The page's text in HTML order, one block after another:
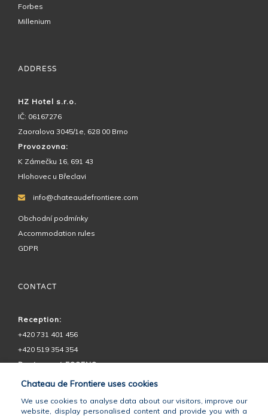
Forbes
Millenium
ADDRESS
HZ Hotel s.r.o.
IČ: 06167276
Zaoralova 3045/1e, 628 00 Brno
Provozovna:
K Zámečku 16, 691 43
Hlohovec u Břeclavi
info@chateaudefrontiere.com
Obchodní podmínky
Accommodation rules
GDPR
CONTACT
Reception:
+420 731 401 456
+420 519 354 354
Restaurant ESSENS:
+420 730 575 555
+420 602 728 292
Chateau de Frontiere uses cookies
We use cookies to analyse data about our visitors, improve our
website, display personalised content and provide you with a